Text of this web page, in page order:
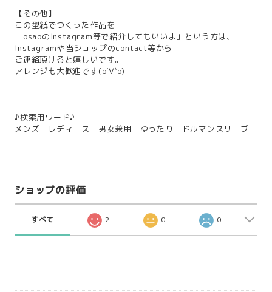
【その他】
この型紙でつくった作品を
「osaoのInstagram等で紹介してもいいよ」という方は、
Instagramや当ショップのcontact等から
ご連絡頂けると嬉しいです。
アレンジも大歓迎です(о´∀`о)
♪検索用ワード♪
メンズ レディース 男女兼用 ゆったり ドルマンスリーブ
ショップの評価
すべて 2 0 0